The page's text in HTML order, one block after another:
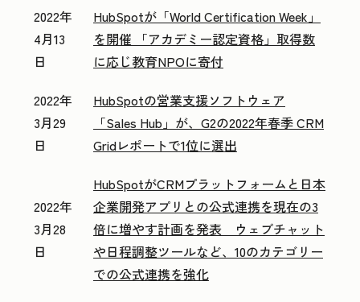
2022年
4月13
日
HubSpotが「World Certification Week」
を開催 「アカデミー認定資格」取得数
に応じ教育NPOに寄付
2022年
3月29
日
HubSpotの営業支援ソフトウェア
「Sales Hub」が、G2の2022年春季 CRM
Gridレポートで1位に選出
2022年
3月28
日
HubSpotがCRMプラットフォームと日本
企業開発アプリとの公式連携を現在の3
倍に増やす計画を発表 ウェブチャット
や日程調整ツールなど、10のカテゴリー
での公式連携を強化